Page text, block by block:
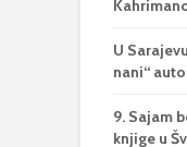
U
nani“
9. Sajam
knjige u